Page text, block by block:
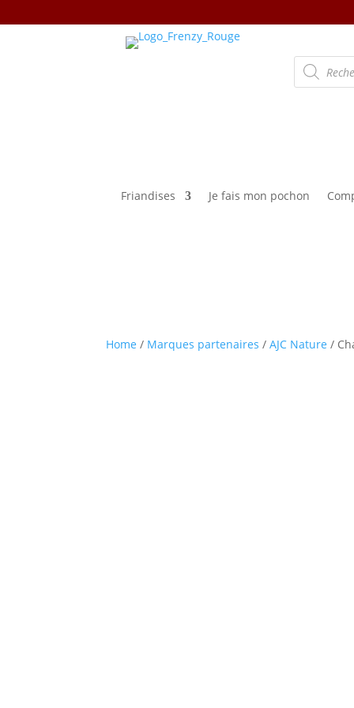
Recherche
de
produits
Friandises Je fais mon pochon
Home / Marques partenaires /AJC Nature /